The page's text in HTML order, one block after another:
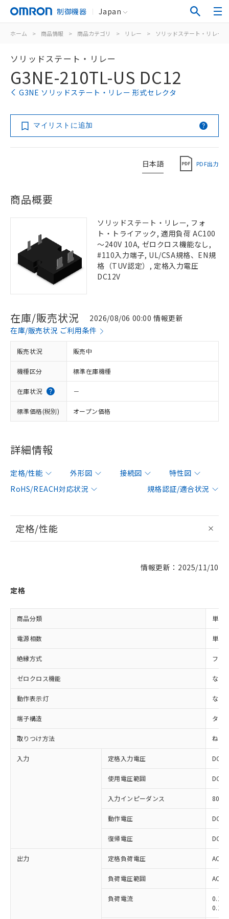
制御機器 Japan
ホーム > 商品情報 > 商品カテゴリ > リレー > ソリッドステート・リレー
ソリッドステート・リレー
G3NE-210TL-US DC12
G3NE ソリッドステート・リレー 形式セレクタ
マイリストに追加
日本語 PDF出力
商品概要
ソリッドステート・リレー, フォ
ト・トライアック, 適用負荷 AC100
～240V 10A, ゼロクロス機能なし,
#110入力端子, UL/CSA規格、EN規
格（TUV認定）, 定格入力電圧
DC12V
在庫/販売状況
2026/08/06 00:00 情報更新
在庫/販売状況 ご利用条件
販売状況 販売中
機種区分 標準在庫機種
在庫状況 －
標準価格(税別) オープン価格
詳細情報
定格/性能 外形図 接続図
特性図
RoHS/REACH対応状況
規格認証/適合状況
定格/性能
情報更新：2025/11/10
定格
商品分類 単相
電源相数 単相
絶縁方式 フォ
ゼロクロス機能 なし
動作表示灯 なし
端子構造 タブ
取りつけ方法 ねじ
入力 定格入力電圧
使用電圧範囲
入力インピーダンス
動作電圧
復帰電圧
出力 定格負荷電圧
負荷電圧範囲
負荷電流
0.1
0.1
対応済み：EU RoHS指令（10物質）の